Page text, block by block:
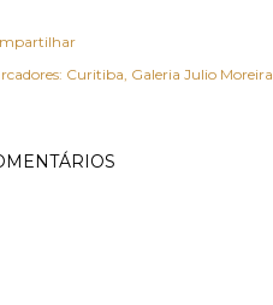
Curitiba Galeria Julio Moreira